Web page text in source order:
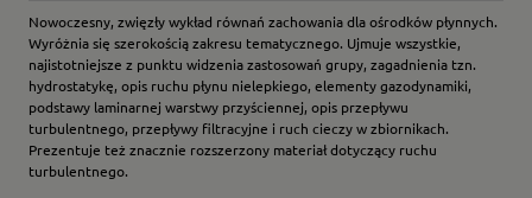
Nowoczesny, zwięzły wykład równań zachowania dla ośrodków płynnych.
Wyróżnia się szerokością zakresu tematycznego. Ujmuje wszystkie,
najistotniejsze z punktu widzenia zastosowań grupy, zagadnienia tzn.
hydrostatykę, opis ruchu płynu nielepkiego, elementy gazodynamiki,
podstawy laminarnej warstwy przyściennej, opis przepływu
turbulentnego, przepływy filtracyjne i ruch cieczy w zbiornikach.
Prezentuje też znacznie rozszerzony materiał dotyczący ruchu
turbulentnego.